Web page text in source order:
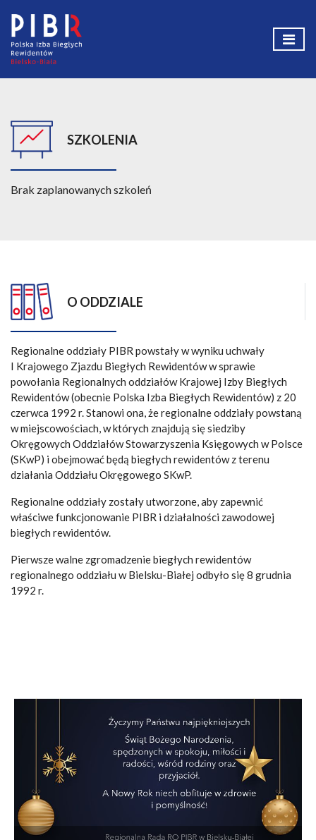
SZKOLENIA
Brak zaplanowanych szkoleń
O ODDZIALE
Regionalne oddziały PIBR powstały w wyniku uchwały
I Krajowego Zjazdu Biegłych Rewidentów w sprawie
powołania Regionalnych oddziałów Krajowej Izby Biegłych
Rewidentów (obecnie Polska Izba Biegłych Rewidentów) z 20
czerwca 1992 r. Stanowi ona, że regionalne oddziały powstaną
w miejscowościach, w których znajdują się siedziby
Okręgowych Oddziałów Stowarzyszenia Księgowych w Polsce
(SKwP) i obejmować będą biegłych rewidentów z terenu
działania Oddziału Okręgowego SKwP.
Regionalne oddziały zostały utworzone, aby zapewnić
właściwe funkcjonowanie PIBR i działalności zawodowej
biegłych rewidentów.
Pierwsze walne zgromadzenie biegłych rewidentów
regionalnego oddziału w Bielsku-Białej odbyło się 8 grudnia
1992 r.